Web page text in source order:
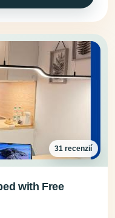
31 recenzií
with Free